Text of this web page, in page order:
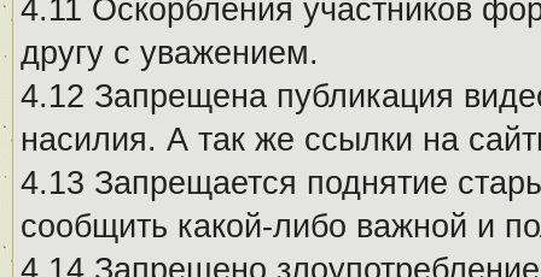
4.11 Оскорбления участников
другу с уважением.
4.12 Запрещена публикация
насилия. А так же ссылки на
4.13 Запрещается поднятие
сообщить какой-либо важной и
4.14 Запрещено